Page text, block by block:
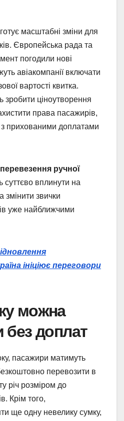
масштабні зміни для
Європейська рада та
погодили нові
авіакомпанії включати
вартості квитка.
ціноутворення
права пасажирів,
з прихованими доплатами
ручної
суттєво вплинути на
змінити звички
уже найближчими
ініціює переговори
можна
без доплат
пасажири матимуть
перевозити в
річ розміром до
Крім того,
ще одну невелику сумку,